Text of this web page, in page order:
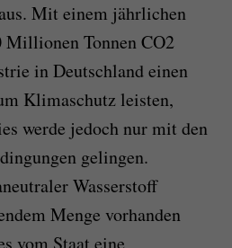
Mit einem jährlichen
Millionen Tonnen CO2
in Deutschland einen
Klimaschutz leisten,
werde jedoch nur mit den
gelingen.
Wasserstoff
Menge vorhanden